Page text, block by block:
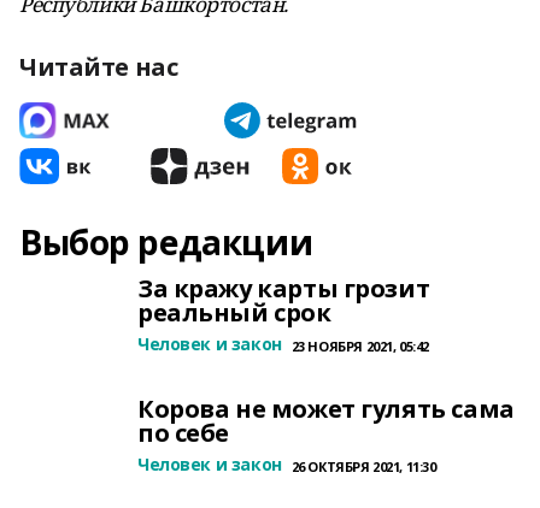
Читайте нас
Выбор редакции
За кражу карты грозит
реальный срок
Человек и закон 23 НОЯБРЯ 2021, 05:42
Корова не может гулять сама
по себе
Человек и закон 26 ОКТЯБРЯ 2021, 11:30